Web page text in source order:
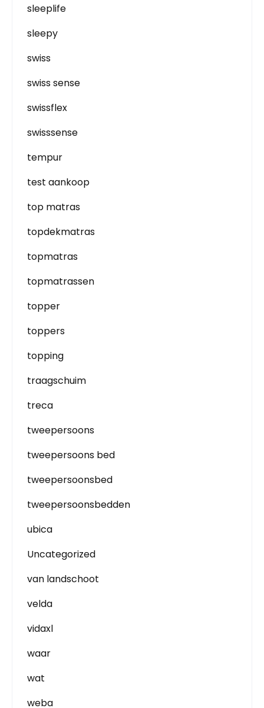
sleeplife
sleepy
swiss
swiss sense
swissflex
swisssense
tempur
test aankoop
top matras
topdekmatras
topmatras
topmatrassen
topper
toppers
topping
traagschuim
treca
tweepersoons
tweepersoons bed
tweepersoonsbed
tweepersoonsbedden
ubica
Uncategorized
van landschoot
velda
vidaxl
waar
wat
weba